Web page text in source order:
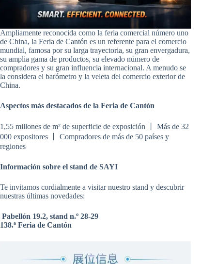
Ampliamente reconocida como la feria comercial número uno
de China, la Feria de Cantón es un referente para el comercio
mundial, famosa por su larga trayectoria, su gran envergadura,
su amplia gama de productos, su elevado número de
compradores y su gran influencia internacional. A menudo se
la considera el barómetro y la veleta del comercio exterior de
China.
Aspectos más destacados de la Feria de Cantón
1,55 millones de m² de superficie de exposición 丨 Más de 32
000 expositores 丨 Compradores de más de 50 países y
regiones
Información sobre el stand de SAYI
Te invitamos cordialmente a visitar nuestro stand y descubrir
nuestras últimas novedades:
Pabellón 19.2, stand n.º 28-29
138.ª Feria de Cantón